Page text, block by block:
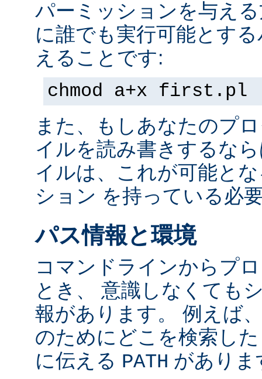
パーミッションを与え
に誰でも実行可能とす
えることです:
chmod a+x first.pl
また、もしあなたのプ
イルを読み書きするな
イルは、これが可能と
ション を持っている必
パス情報と環境
コマンドラインからプ
とき、 意識しなくても
報があります。 例えば
のためにどこを検索し
に伝える PATH がありま